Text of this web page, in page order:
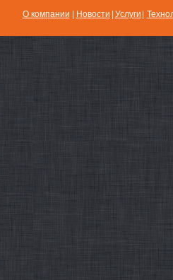
О компании Новости Услуги